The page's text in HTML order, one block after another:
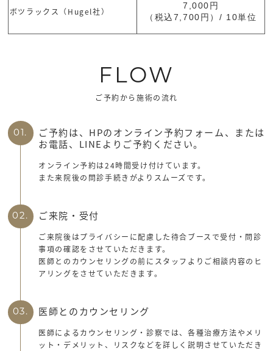
ボツラックス（Hugel社）
7,000円
（税込7,700円）/ 10単位
FLOW
ご予約から施術の流れ
01.
ご予約は、HPのオンライン予約フォーム、または
お電話、LINEよりご予約ください。
オンライン予約は24時間受け付けています。
また来院後の問診手続きがよりスムーズです。
02. ご来院・受付
ご来院後はプライバシーに配慮した待合ブースで受付・問診
事項の確認をさせていただきます。
医師とのカウンセリングの前にスタッフよりご相談内容のヒ
アリングをさせていただきます。
03. 医師とのカウンセリング
医師によるカウンセリング・診察では、各種治療方法やメリ
ット・デメリット、リスクなどを詳しく説明させていただき